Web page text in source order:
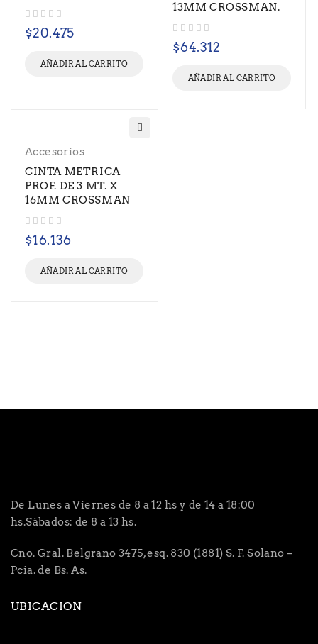
$20.475
AÑADIR AL CARRITO
13MM CROSSMAN.
$64.312
AÑADIR AL CARRITO
Accesorios
CINTA METRICA
PROF. DE 3 MT. X
16MM CROSSMAN
$16.136
AÑADIR AL CARRITO
De Lunes a Viernes de 8 a 12 hs y de 14 a 18:00
hs.Sábados: de 8 a 13 hs.
Cno. Gral. Belgrano 3475, esq. 830 (1881) S. F. Solano –
Pcia. de Bs. As.
UBICACION